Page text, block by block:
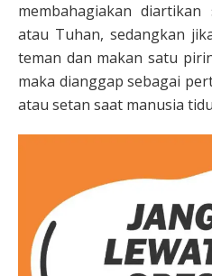
membahagiakan
atau Tuhan, sedangkan
teman dan makan satu
maka dianggap sebagai
atau setan saat manusia